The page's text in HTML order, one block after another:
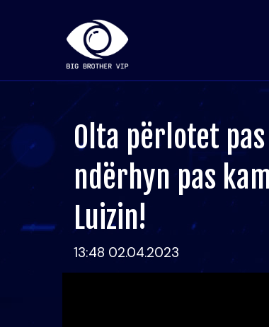
Olta përlotet pas
ndërhyn pas
Luizin!
13:48 02.04.2023